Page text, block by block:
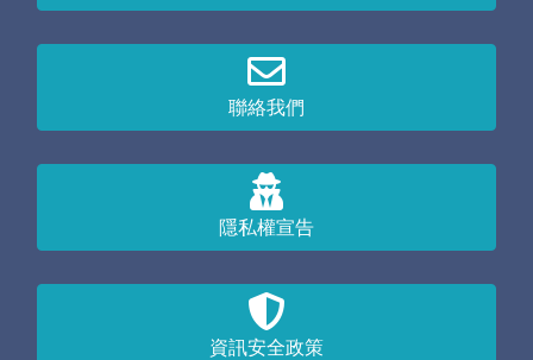
聯絡我們
隱私權宣告
資訊安全政策